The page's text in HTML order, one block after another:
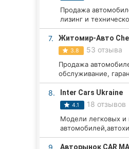
Кропивницкий
Запорожье
Кривой Рог
Продажа
лизинг и
7. Житомир-Авто
3.8 53 отзыва
Продажа
обслуживание,
8. Inter Cars Ukraine
4.1 18 отзывов
Модели легковых
9. Авторынок CAR